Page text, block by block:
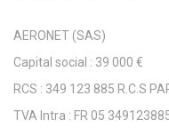
AERONET (SAS)
Capital social : 39 000 €
RCS : 349 123 885 R.C.S
TVA Intra : FR 05